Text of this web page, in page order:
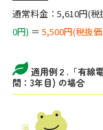
通常料金 ：5,610円(
0円) ＝ 5,500円(税抜
適用例２.「有線
間：3年目) の場合